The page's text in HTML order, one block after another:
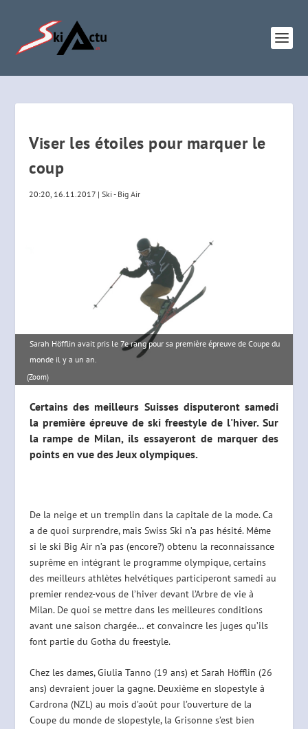
Viser les étoiles pour marquer le
coup
20:20, 16.11.2017 |Ski - Big Air
Sarah Höfflin avait pris le 7e rang pour sa première épreuve de Coupe du
monde il y a un an.
(Zoom)
Certains des meilleurs Suisses disputeront samedi
la première épreuve de ski freestyle de l'hiver. Sur
la rampe de Milan, ils essayeront de marquer des
points en vue des Jeux olympiques.
De la neige et un tremplin dans la capitale de la mode. Ca
a de quoi surprendre, mais Swiss Ski n’a pas hésité. Même
si le ski Big Air n’a pas (encore?) obtenu la reconnaissance
suprême en intégrant le programme olympique, certains
des meilleurs athlètes helvétiques participeront samedi au
premier rendez-vous de l’hiver devant l’Arbre de vie à
Milan. De quoi se mettre dans les meilleures conditions
avant une saison chargée… et convaincre les juges qu’ils
font partie du Gotha du freestyle.
Chez les dames, Giulia Tanno (19 ans) et Sarah Höfflin (26
ans) devraient jouer la gagne. Deuxième en slopestyle à
Cardrona (NZL) au mois d’août pour l’ouverture de la
Coupe du monde de slopestyle, la Grisonne s’est bien